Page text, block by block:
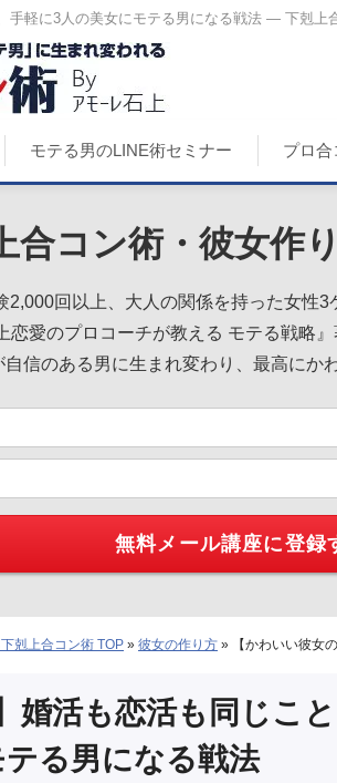
手軽に3人の美女にモテる男になる戦法 ― 下剋上
モテる男のLINE術セミナー プロ
合コン術・彼女作
2,000回以上、大人の関係を持った女性3
恋愛のプロコーチが教える モテる戦略
信のある男に生まれ変わり、最高にか
剋上合コン術 TOP » 彼女の作り方 » 【かわいい彼女
婚活も恋活も同じこ
る男になる戦法